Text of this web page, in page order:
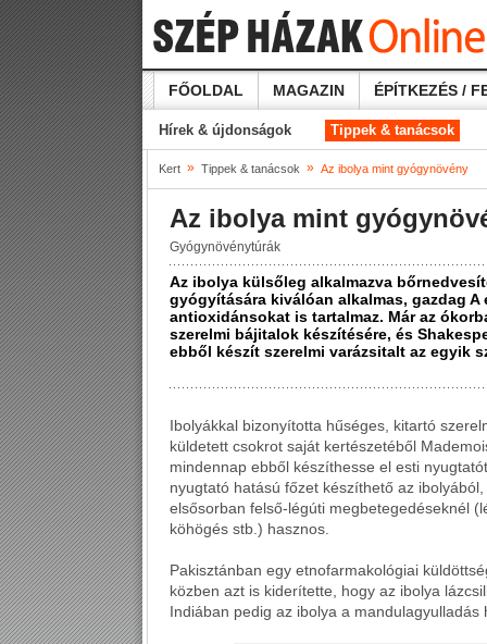
FŐOLDAL MAGAZIN ÉPÍTKEZÉS /
Hírek & újdonságok Tippek & tanácsok
Kert » Tippek & tanácsok » Az ibolya mint gyógynövény
Az ibolya mint
Gyógynövénytúrák
Az ibolya külsőleg alkalmazva
gyógyítására kiválóan alkalmas, gazdag
antioxidánsokat is tartalmaz. Már az
szerelmi bájitalok készítésére, és
ebből készít szerelmi varázsitalt az egyik
Ibolyákkal bizonyította hűséges, kitartó
küldetett csokrot saját kertészetéből
mindennap ebből készíthesse el esti
nyugtató hatású főzet készíthető az
elsősorban felső-légúti megbetegedéseknél
köhögés stb.) hasznos.
Pakisztánban egy etnofarmakológiai
közben azt is kiderítette, hogy az ibolya
Indiában pedig az ibolya a